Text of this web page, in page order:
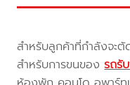
สำหรับลูกค้าที่กำลังจะ
สำหรับการขนของรถรั